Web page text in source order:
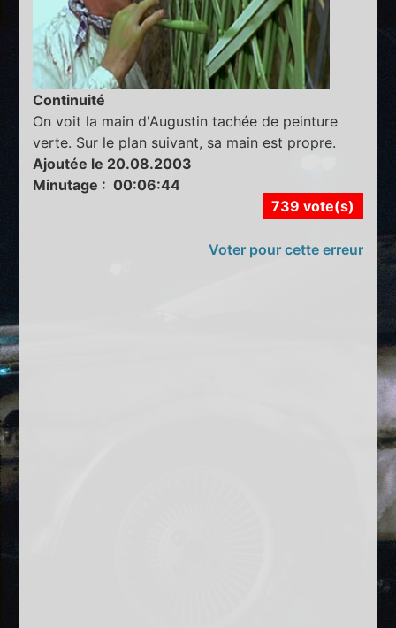
Continuité
On voit la main d'Augustin tachée de peinture
verte. Sur le plan suivant, sa main est propre.
Ajoutée le 20.08.2003
Minutage : 00:06:44
739 vote(s)
Voter pour cette erreur